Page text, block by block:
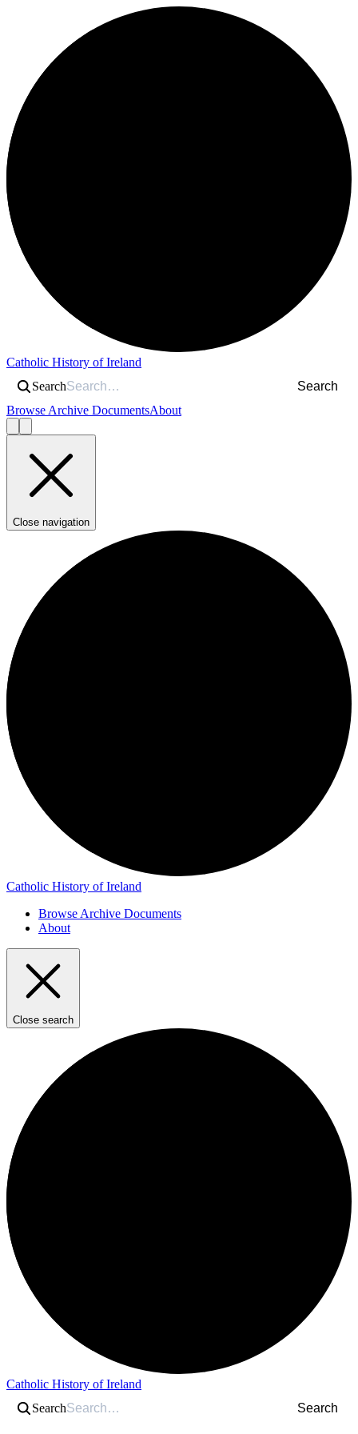
Catholic History of Ireland
Search
Search
Browse Archive DocumentsAbout
Close navigation
Catholic History of Ireland
Browse Archive Documents
About
Close search
Catholic History of Ireland
Search
Search